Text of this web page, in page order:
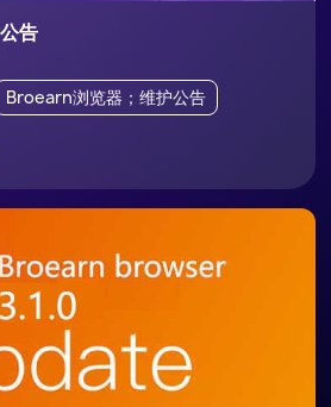
告
Broearn浏览器；维护公告